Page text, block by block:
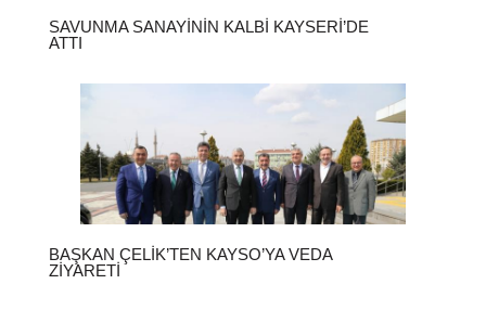
SAVUNMA SANAYININ KALBI KAYSERI’DE
ATTI
BAŞKAN ÇELIK’TEN KAYSO’YA VEDA
ZIYARETI